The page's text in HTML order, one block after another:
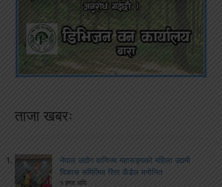
ताजा खबरः
नेपाल उद्योग वाणिज्य महासङ्घको महिला उद्यमी
विकास समितिमा रिता कँडेल मनोनित
१ हप्ता अघि